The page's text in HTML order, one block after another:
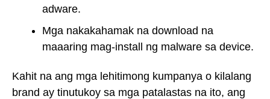
adware.
Mga nakakahamak na download na
maaaring mag-install ng malware sa device.
Kahit na ang mga lehitimong kumpanya o kilalang
brand ay tinutukoy sa mga patalastas na ito, ang